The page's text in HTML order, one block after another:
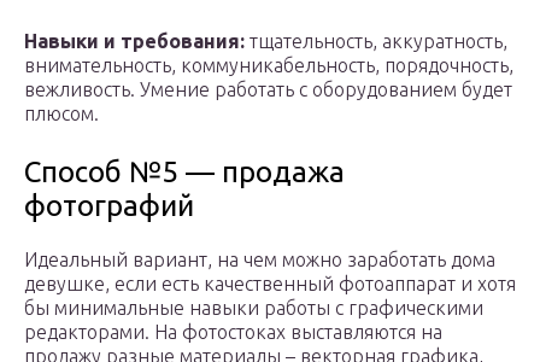
Навыки и требования: тщательность, аккуратность,
внимательность, коммуникабельность, порядочность,
вежливость. Умение работать с оборудованием будет
плюсом.
Способ №5 — продажа
фотографий
Идеальный вариант, на чем можно заработать дома
девушке, если есть качественный фотоаппарат и хотя
бы минимальные навыки работы с графическими
редакторами. На фотостоках выставляются на
продажу разные материалы – векторная графика,